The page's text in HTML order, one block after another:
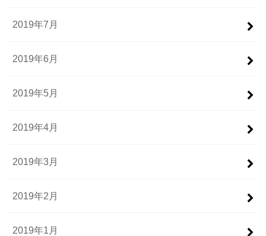
2019年7月
2019年6月
2019年5月
2019年4月
2019年3月
2019年2月
2019年1月